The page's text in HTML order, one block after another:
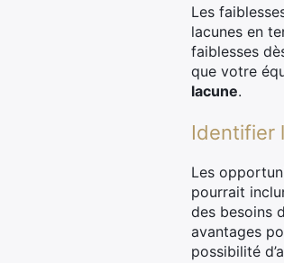
Les
lacunes en
faiblesses
que votre
lacune.
Identifier
Les
pourrait
des besoins
avantages
possibilité